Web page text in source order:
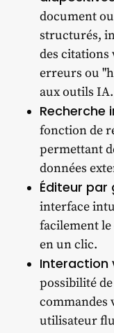
document ou
structurés,
des citations
erreurs ou
aux outils IA.
Recherche
fonction de
permettant
données
Éditeur
interface
facilement le
en un clic.
Interaction
possibilité
commandes
utilisateur